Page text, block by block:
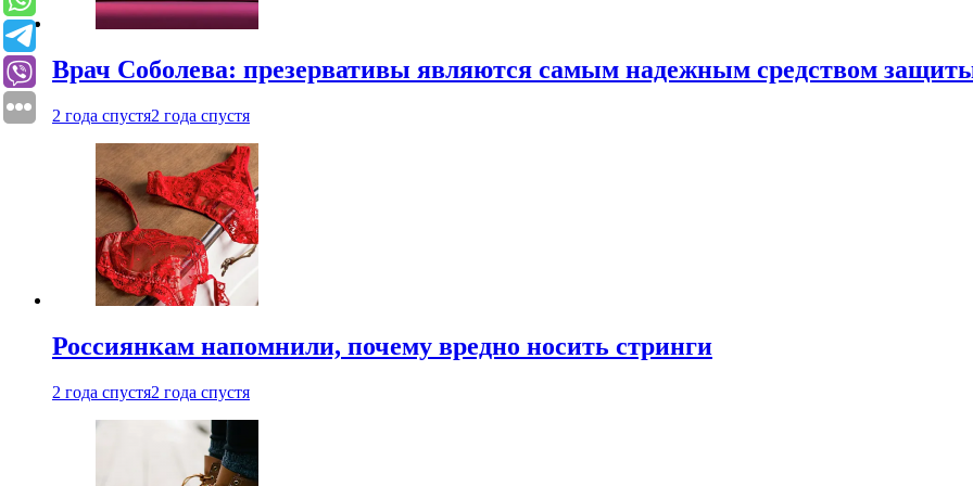
Врач Соболева: презервативы являются самым надежным средством
2 года спустя2 года спустя
Россиянкам напомнили, почему вредно носить стринги
2 года спустя2 года спустя